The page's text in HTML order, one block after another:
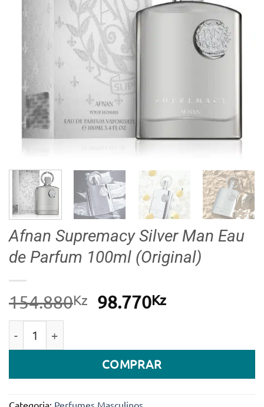
Afnan Supremacy Silver Man Eau
de Parfum 100ml (Original)
154.880Kz
O
era:
154.880Kz.
98.770KzO
é:
COMPRAR